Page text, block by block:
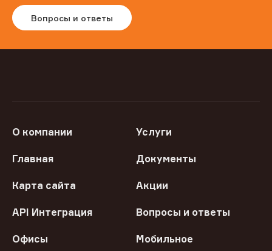
Вопросы и ответы
О компании Услуги
Главная Документы
Карта сайта Акции
API Интеграция Вопросы и ответы
Офисы
Мобильное